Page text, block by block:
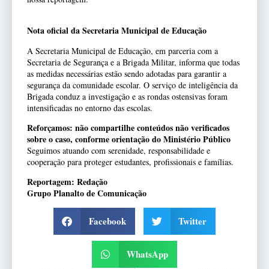
Nota oficial da Secretaria Municipal de Educação
A Secretaria Municipal de Educação, em parceria com a
Secretaria de Segurança e a Brigada Militar, informa que todas
as medidas necessárias estão sendo adotadas para garantir a
segurança da comunidade escolar. O serviço de inteligência da
Brigada conduz a investigação e as rondas ostensivas foram
intensificadas no entorno das escolas.
Reforçamos: não compartilhe conteúdos não verificados
sobre o caso, conforme orientação do Ministério Público
Seguimos atuando com serenidade, responsabilidade e
cooperação para proteger estudantes, profissionais e famílias.
Reportagem: Redação
Grupo Planalto de Comunicação
Facebook Twitter
WhatsApp